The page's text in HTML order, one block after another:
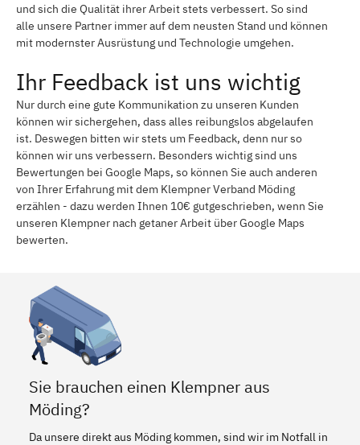
und sich die Qualität ihrer Arbeit stets verbessert. So sind
alle unsere Partner immer auf dem neusten Stand und können
mit modernster Ausrüstung und Technologie umgehen.
Ihr Feedback ist uns wichtig
Nur durch eine gute Kommunikation zu unseren Kunden
können wir sichergehen, dass alles reibungslos abgelaufen
ist. Deswegen bitten wir stets um Feedback, denn nur so
können wir uns verbessern. Besonders wichtig sind uns
Bewertungen bei Google Maps, so können Sie auch anderen
von Ihrer Erfahrung mit dem Klempner Verband Möding
erzählen - dazu werden Ihnen 10€ gutgeschrieben, wenn Sie
unseren Klempner nach getaner Arbeit über Google Maps
bewerten.
Sie brauchen einen Klempner aus
Möding?
Da unsere direkt aus Möding kommen, sind wir im Notfall in